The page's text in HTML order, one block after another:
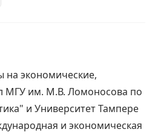
экономические,
МГУ им. М.В. Ломоносова по
и Университет Тампере
и экономическая